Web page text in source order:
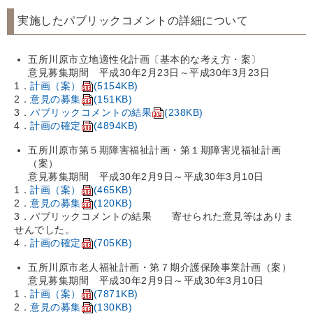
実施したパブリックコメントの詳細について
五所川原市立地適性化計画〔基本的な考え方・案〕
意見募集期間 平成30年2月23日～平成30年3月23日
1． 計画（案）
(5154KB)
2． 意見の募集
(151KB)
3． パブリックコメントの結果
(238KB)
4． 計画の確定 (4894KB)
五所川原市第５期障害福祉計画・第１期障害児福祉計画
（案）
意見募集期間 平成30年2月9日～平成30年3月10日
1． 計画（案）
(465KB)
2． 意見の募集
(120KB)
3．パブリックコメントの結果
寄せられた意見等はありま
せんでした。
4． 計画の確定 (705KB)
五所川原市老人福祉計画・第７期介護保険事業計画（案）
意見募集期間 平成30年2月9日～平成30年3月10日
1． 計画（案）
(7871KB)
2． 意見の募集
(130KB)